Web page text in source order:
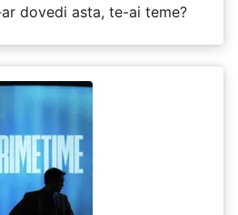
dovedi asta, te-ai teme?